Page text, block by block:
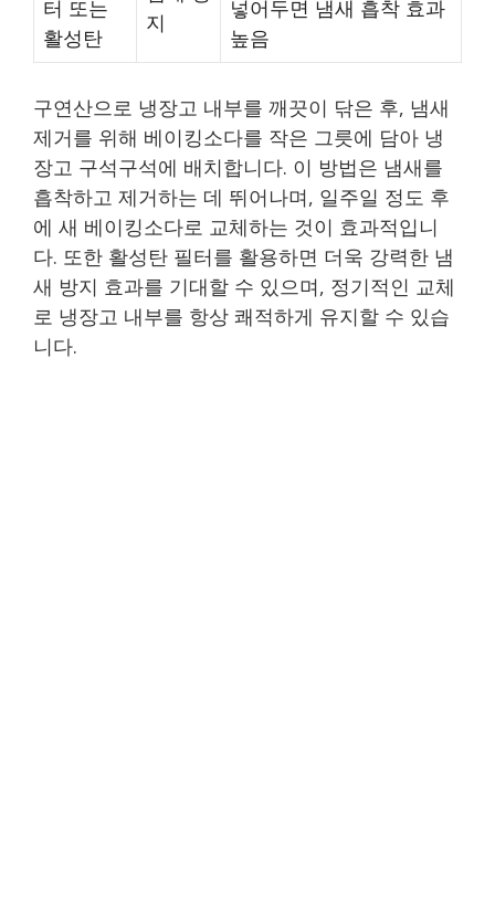
터 또는
활성탄
지
넣어두면 냄새 흡착 효과
높음
구연산으로 냉장고 내부를 깨끗이 닦은 후, 냄새
제거를 위해 베이킹소다를 작은 그릇에 담아 냉
장고 구석구석에 배치합니다. 이 방법은 냄새를
흡착하고 제거하는 데 뛰어나며, 일주일 정도 후
에 새 베이킹소다로 교체하는 것이 효과적입니
다. 또한 활성탄 필터를 활용하면 더욱 강력한 냄
새 방지 효과를 기대할 수 있으며, 정기적인 교체
로 냉장고 내부를 항상 쾌적하게 유지할 수 있습
니다.